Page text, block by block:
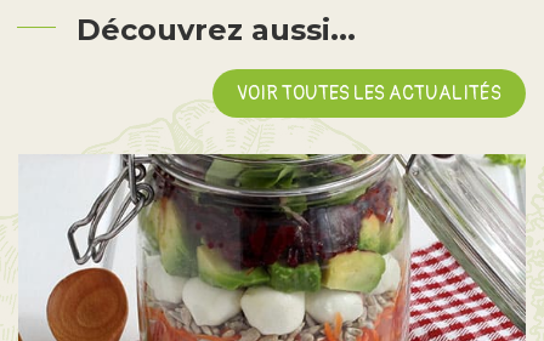
Découvrez aussi...
VOIR TOUTES LES ACTUALITÉS